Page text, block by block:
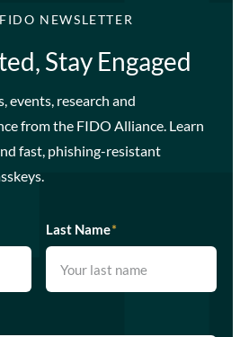
NEWSLETTER
Stay Engaged
events, research and
from the FIDO Alliance. Learn
fast, phishing-resistant
Last Name*